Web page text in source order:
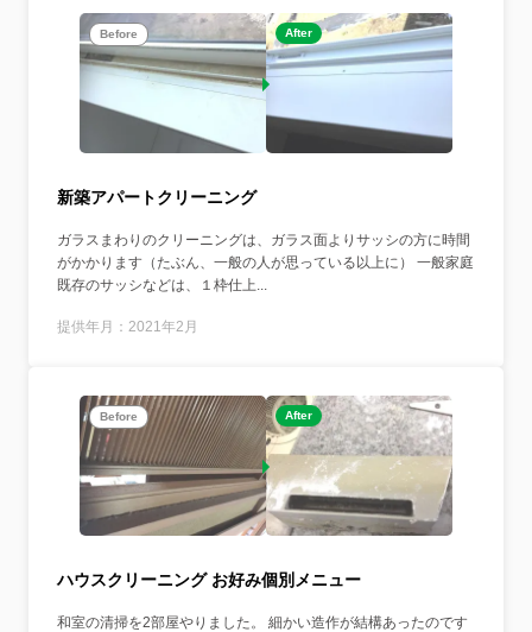
Before After
新築アパートクリーニング
ガラスまわりのクリーニングは、ガラス面よりサッシの方に時間
がかかります（たぶん、一般の人が思っている以上に） 一般家庭
既存のサッシなどは、１枠仕上...
提供年月：2021年2月
Before After
ハウスクリーニング お好み個別メニュー
和室の清掃を2部屋やりました。 細かい造作が結構あったのです